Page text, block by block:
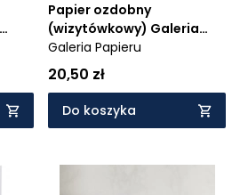
Papier ozdobny
(wizytówkowy) Galeria
Papieru gładki kremowy A4
- kremowy 160 g (202822)
Galeria Papieru
20,50 zł
Do koszyka